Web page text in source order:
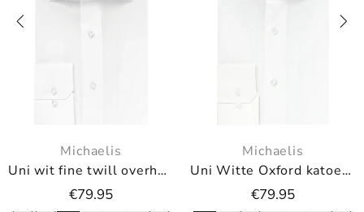
Uni wit fine twill overhemd
Uni Witte Oxford katoenen overhemd